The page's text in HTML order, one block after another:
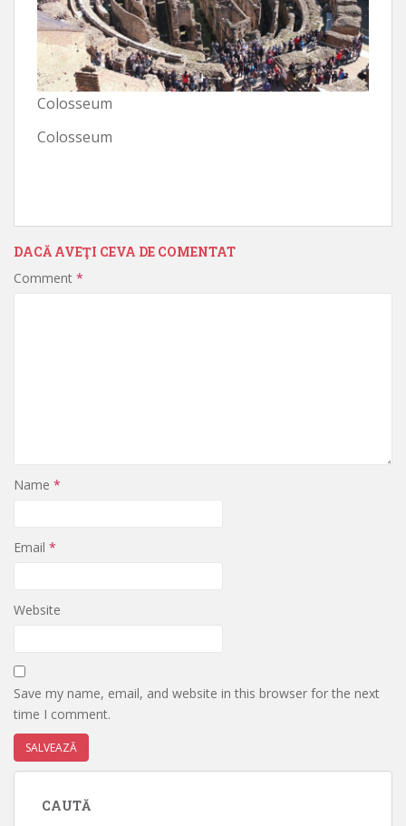
Colosseum
Colosseum
DACĂ AVEŢI CEVA DE COMENTAT
Comment *
Name *
Email *
Website
Save my name, email, and website in this browser for the next
time I comment.
CAUTĂ